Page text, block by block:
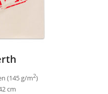
(145 g/m2)
cm